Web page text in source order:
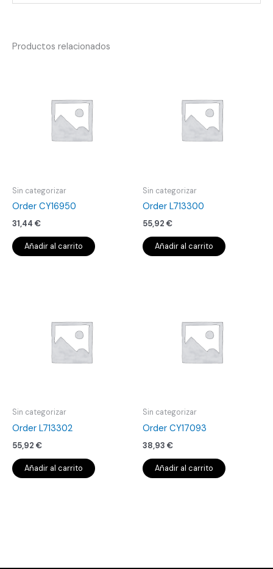
Productos relacionados
Sin categorizar
Order CY16950
31,44 €
Añadir al carrito
Sin categorizar
Order L713300
55,92 €
Añadir al carrito
Sin categorizar
Order L713302
55,92 €
Añadir al carrito
Sin categorizar
Order CY17093
38,93 €
Añadir al carrito